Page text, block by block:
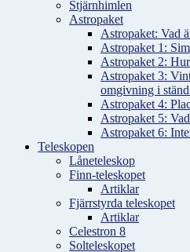
Stjärnhimlen
Astropaket
Astropaket: Vad
Astropaket 1:
Astropaket 2:
Astropaket 3:
omgivning i
Astropaket 4:
Astropaket 5:
Astropaket 6:
Teleskopen
Låneteleskop
Finn-teleskopet
Artiklar
Fjärrstyrda teleskopet
Artiklar
Celestron 8
Solteleskopet